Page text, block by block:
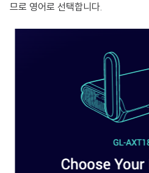
므로 영어로 선택합니다.